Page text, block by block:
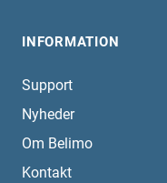
INFORMATION
Support
Nyheder
Om Belimo
Kontakt